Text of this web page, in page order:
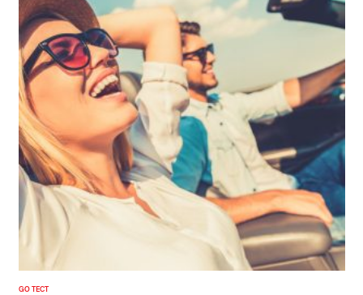
GO ТЕСТ